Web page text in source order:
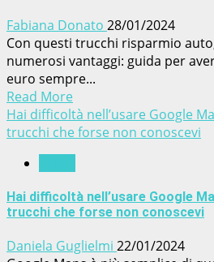
Fabiana Donato 28/01/2024
Con questi trucchi risparmio
numerosi vantaggi: guida per
euro sempre...
Read More
Hai difficoltà nell’usare Google
trucchi che forse non conoscevi
Hai difficoltà nell’usare Google
trucchi che forse non conoscevi
Daniela Guglielmi 22/01/2024